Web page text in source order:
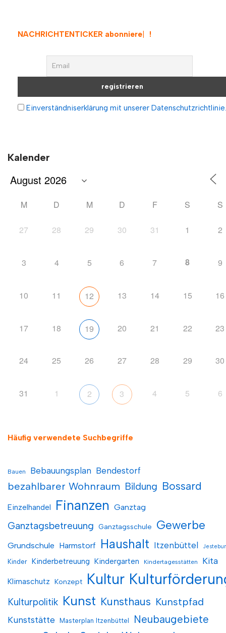
NACHRICHTENTICKER abonnieren
Einverständniserklärung mit unserer Datenschutzrichtlinie.
Kalender
M D M D F S S
27 28 29 30 31 1 2
3 4 5 6 7 8 9
10 11 12 13 14 15 16
17 18 19 20 21 22 23
24 25 26 27 28 29 30
31 1 2 3 4 5 6
Häufig verwendete Suchbegriffe
Bauen Bebauungsplan Bendestorf
bezahlbarer Wohnraum Bildung Bossard
Einzelhandel Finanzen Ganztag
Ganztagsbetreuung Ganztagsschule Gewerbe
Grundschule Harmstorf Haushalt Itzenbüttel
Kinder Kinderbetreuung Kindergarten Kindertagesstätten Kita
Klimaschutz Konzept Kultur
Kulturpolitik Kunst Kunsthaus Kunstpfad
Kunststätte Masterplan Itzenbüttel Neubaugebiete